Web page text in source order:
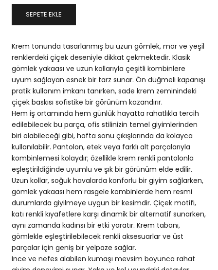
SEPETE EKLE
Krem tonunda tasarlanmış bu uzun gömlek, mor ve yeşil
renklerdeki çiçek deseniyle dikkat çekmektedir. Klasik
gömlek yakaası ve uzun kollarıyla çeşitli kombinlere
uyum sağlayan esnek bir tarz sunar. Ön düğmeli kapanışı
pratik kullanım imkanı tanırken, sade krem zeminindeki
çiçek baskısı sofistike bir görünüm kazandırır.
Hem iş ortamında hem günlük hayatta rahatlıkla tercih
edilebilecek bu parça, ofis stilinizin temel giyimlerinden
biri olabileceği gibi, hafta sonu çıkışlarında da kolayca
kullanılabilir. Pantolon, etek veya farklı alt parçalarıyla
kombinlemesi kolaydır; özellikle krem renkli pantolonla
eşleştirildiğinde uyumlu ve şık bir görünüm elde edilir.
Uzun kollar, soğuk havalarda konforlu bir giyim sağlarken,
gömlek yakaası hem rasgele kombinlerde hem resmi
durumlarda giyilmeye uygun bir kesimdir. Çiçek motifi,
katı renkli kıyafetlere karşı dinamik bir alternatif sunarken,
aynı zamanda kadınsı bir etki yaratır. Krem tabanı,
gömlekle eşleştirilebilecek renkli aksesuarlar ve üst
parçalar için geniş bir yelpaze sağlar.
Ince ve nefes alabilen kumaşı mevsim boyunca rahat